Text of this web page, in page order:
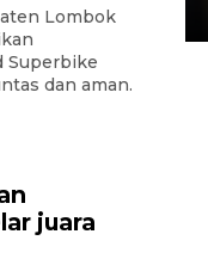
Lombok
Superbike
dan aman.
juara